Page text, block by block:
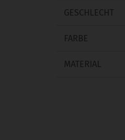
GESCHLECHT
MATERIAL
FARBE